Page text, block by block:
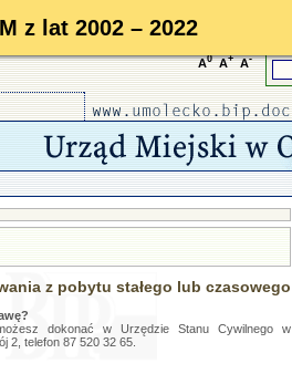
z lat 2002 – 2022
A0 A+ A-
z pobytu stałego lub czasowego
dokonać w Urzędzie Stanu Cywilnego w
2, telefon 87 520 32 65.